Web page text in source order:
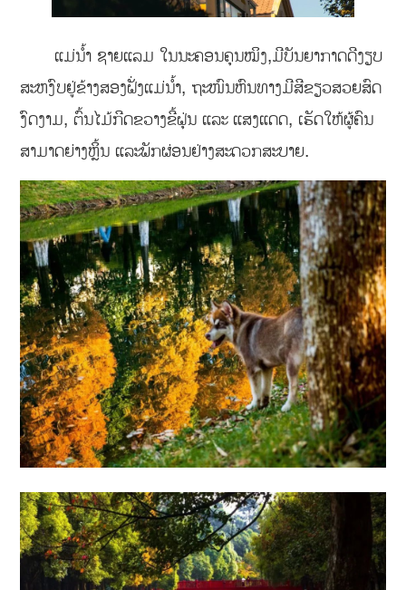
ແມ່ນ້ຳ ຊາຍແລມ ໃນນະຄອນຄຸນໝິງ,ມີບັນຍາກາດດີງຽບ
ສະຫງົບຢູ່ຂ້າງສອງຝັ່ງແມ່ນ້ຳ, ຖະໜົນຫົນທາງມີສີຂຽວສວຍສົດ
ງົດງາມ, ຕົ້ນໄມ້ກີດຂວາງຂີ້ຝຸ່ນ ແລະ ແສງແດດ, ເຮັດໃຫ້ຜູ້ຄົນ
ສາມາດຍ່າງຫຼິ້ນ ແລະພັກຜ່ອນຢ່າງສະດວກສະບາຍ.